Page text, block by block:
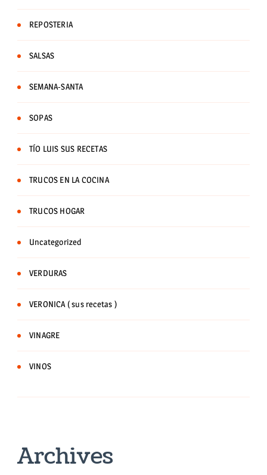
REPOSTERIA
SALSAS
SEMANA-SANTA
SOPAS
TÍO LUIS SUS RECETAS
TRUCOS EN LA COCINA
TRUCOS HOGAR
Uncategorized
VERDURAS
VERONICA ( sus recetas )
VINAGRE
VINOS
Archives